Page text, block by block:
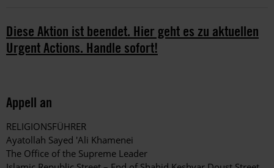
Diese Aktion ist beendet. Hier geht es zu aktuellen
Urgent Actions. Handle sofort!
Appell an
RELIGIONSFÜHRER
Ayatollah Sayed 'Ali Khamenei
The Office of the Supreme Leader